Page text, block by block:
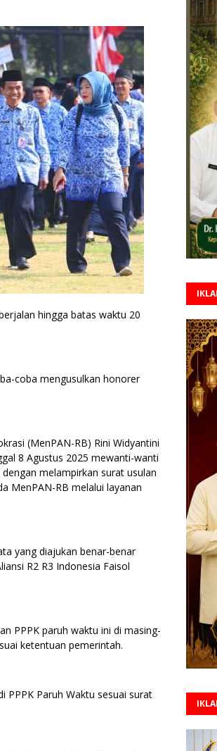
hingga batas waktu 20
coba mengusulkan honorer
(MenPAN-RB) Rini Widyantini
8 Agustus 2025 mewanti-wanti
melampirkan surat usulan
MenPAN-RB melalui layanan
yang diajukan benar-benar
R2 R3 Indonesia Faisol
PPPK paruh waktu ini di masing-
ketentuan pemerintah.
PPPK Paruh Waktu sesuai surat